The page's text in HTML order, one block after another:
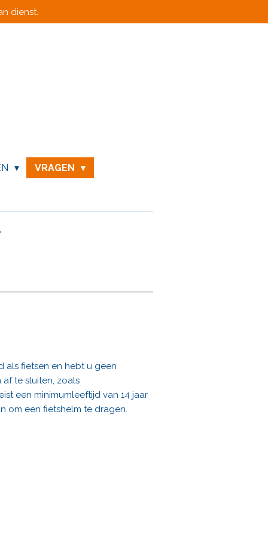
dienst.
VRAGEN
als fietsen en hebt u geen
te sluiten, zoals
een minimumleeftijd van 14 jaar
om een fietshelm te dragen.